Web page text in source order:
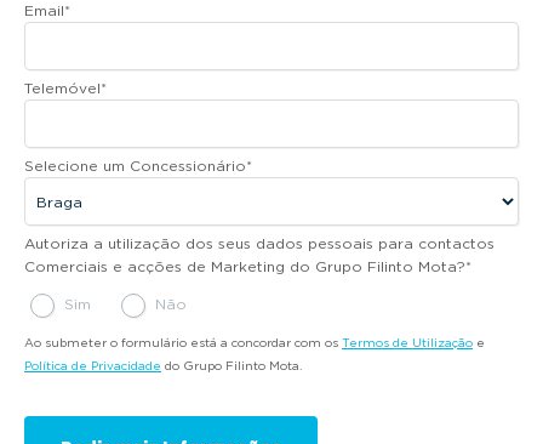
Email*
Telemóvel*
Selecione um Concessionário*
Autoriza a utilização dos seus dados pessoais para contactos
Comerciais e acções de Marketing do Grupo Filinto Mota?*
Sim Não
Ao submeter o formulário está a concordar com os Termos de Utilização e
Política de Privacidade do Grupo Filinto Mota.